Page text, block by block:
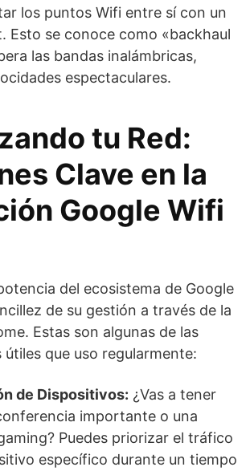
los puntos Wifi entre sí con un
Esto se conoce como «backhaul
las bandas inalámbricas,
espectaculares.
tu Red:
Clave en la
Google Wifi
del ecosistema de Google
de su gestión a través de la
Estas son algunas de las
que uso regularmente:
de Dispositivos: ¿Vas a tener
importante o una
Puedes priorizar el tráfico
específico durante un tiempo